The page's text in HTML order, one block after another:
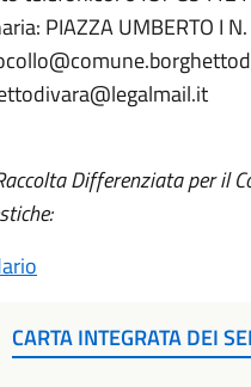
PIAZZA UMBERTO I
Differenziata per il
CARTA INTEGRATA DEI